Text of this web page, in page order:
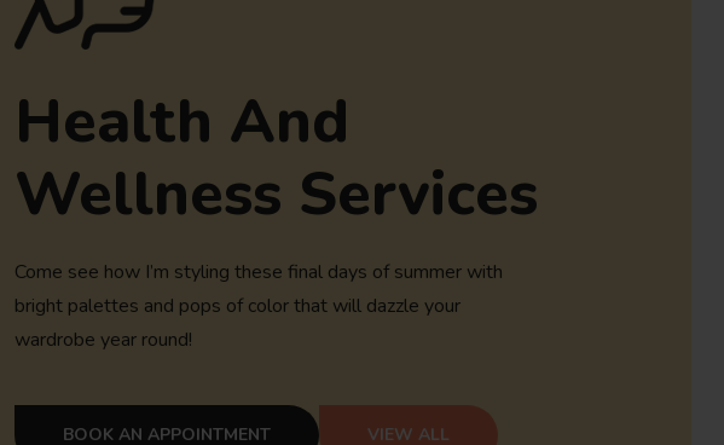
Health And
Wellness Services
Come see how I’m styling these final days of summer with
bright palettes and pops of color that will dazzle your
wardrobe year round!
BOOK AN APPOINTMENT VIEW ALL